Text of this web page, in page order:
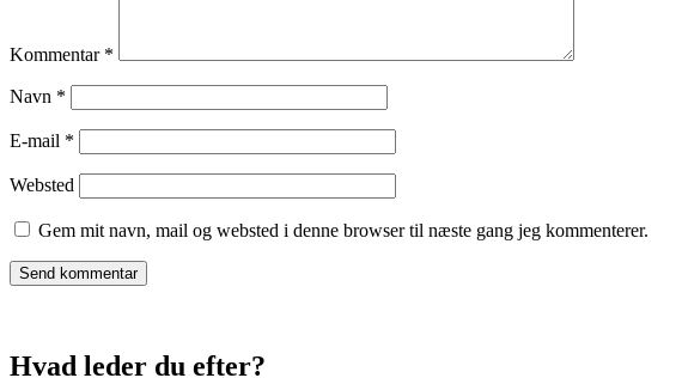
Kommentar *
Navn *
E-mail *
Websted
Gem mit navn, mail og websted i denne browser til næste gang jeg kommenterer.
Hvad leder du efter?